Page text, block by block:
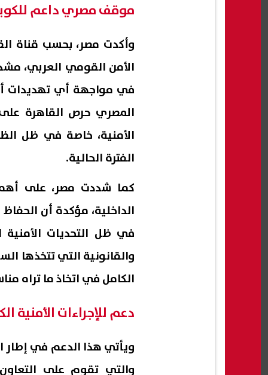
موقف مصري داعم
وأكدت مصر، بحسب قناة
الأمن القومي العربي،
في مواجهة أي تهديدات
المصري حرص القاهرة
الأمنية، خاصة في ظل
الفترة الحالية.
كما شددت مصر، على
الداخلية، مؤكدة أن
في ظل التحديات الأمنية
والقانونية التي تتخذها
الكامل في اتخاذ ما تراه
دعم للإجراءات الأمنية
ويأتي هذا الدعم في إطار
والتي تقوم على